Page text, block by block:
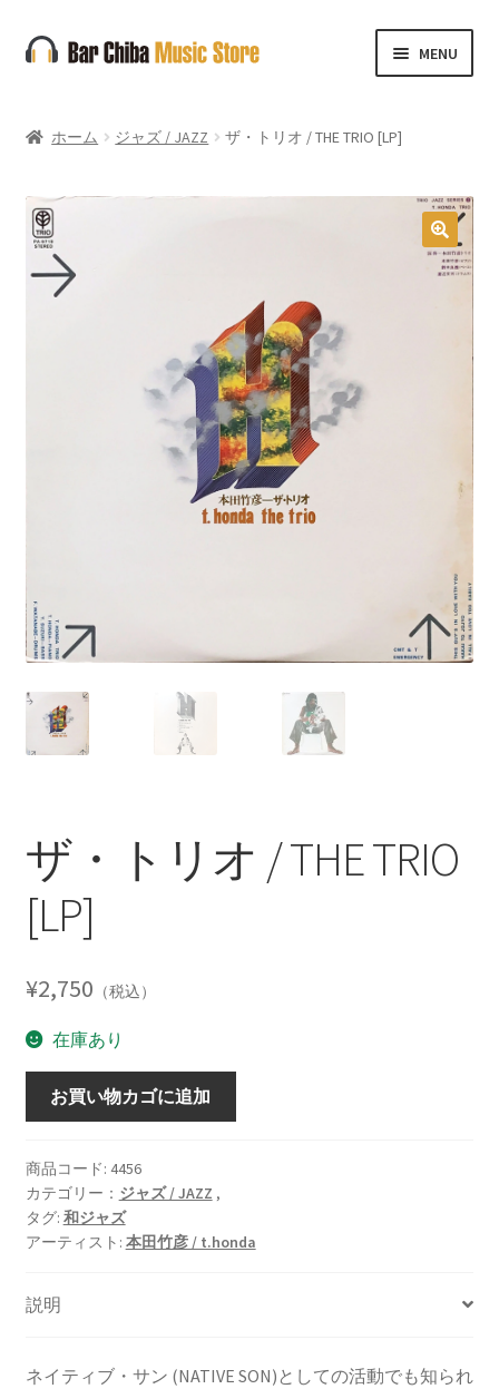
ナ
ビ
ー
ン
へ
コ
ン
ン
ス
キ
MENU
ホーム ジャズ / JAZZ ザ・トリオ / THE TRIO [LP]
🔍
ザ・トリオ / THE TRIO
[LP]
¥2,750 （税込）
在庫あり
ザ・
オ
/
THE
TRIO
個
お買い物カゴに追加
商品コード: 4456
カテゴリー： ジャズ / JAZZ ,
タグ: 和ジャズ
アーティスト: 本田竹彦 / t.honda
説明
ネイティブ・サン (NATIVE SON)としての活動でも知られ